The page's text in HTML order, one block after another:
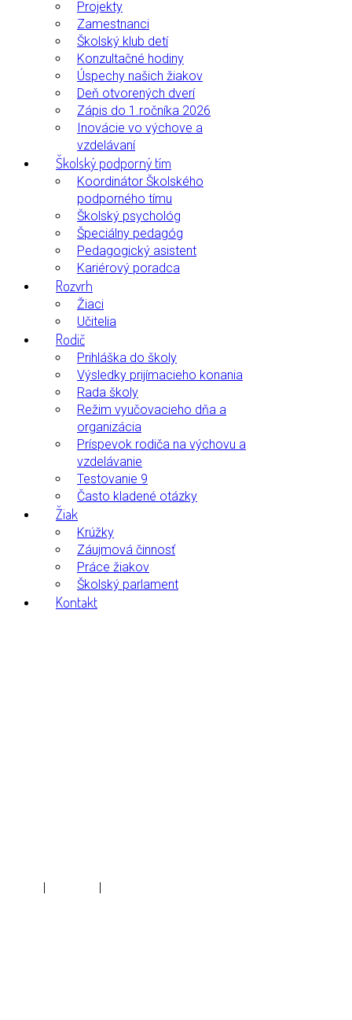
Projekty
Zamestnanci
Školský klub detí
Konzultačné hodiny
Úspechy našich žiakov
Deň otvorených dverí
Zápis do 1.ročníka 2026
Inovácie vo výchove a
vzdelávaní
Školský podporný tím
Koordinátor Školského
podporného tímu
Školský psychológ
Špeciálny pedagóg
Pedagogický asistent
Kariérový poradca
Rozvrh
Žiaci
Učitelia
Rodič
Prihláška do školy
Výsledky prijímacieho konania
Rada školy
Režim vyučovacieho dňa a
organizácia
Príspevok rodiča na výchovu a
vzdelávanie
Testovanie 9
Často kladené otázky
Žiak
Krúžky
Záujmová činnosť
Práce žiakov
Školský parlament
Kontakt
| |